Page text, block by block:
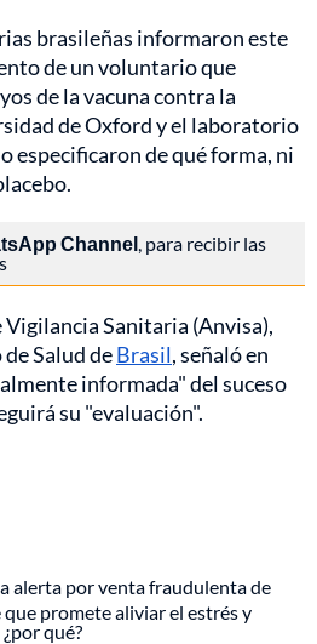
brasileñas informaron este
de un voluntario que
de la vacuna contra la
de Oxford y el laboratorio
especificaron de qué forma, ni
Channel , para recibir las
Vigilancia Sanitaria (Anvisa),
Salud deBrasil, señaló en
informada" del suceso
su "evaluación".
alerta por venta fraudulenta de
promete aliviar el estrés y
qué?